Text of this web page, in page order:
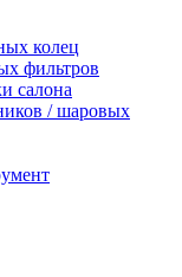
колец
фильтров
салона
/ шаровых